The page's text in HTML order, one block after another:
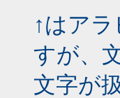
↑はア
すが、
文字が